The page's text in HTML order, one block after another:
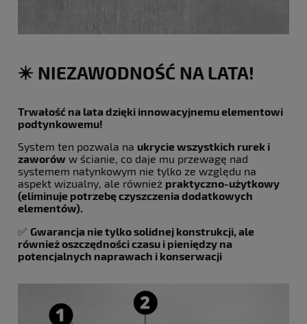
✴️ NIEZAWODNOŚĆ NA LATA!
Trwałość na lata dzięki innowacyjnemu elementowi
podtynkowemu!
System ten pozwala na ukrycie wszystkich rurek i
zaworów w ścianie, co daje mu przewagę nad
systemem natynkowym nie tylko ze względu na
aspekt wizualny, ale również praktyczno-użytkowy
(eliminuje potrzebę czyszczenia dodatkowych
elementów).
✅ Gwarancja nie tylko solidnej konstrukcji, ale
również oszczędności czasu i pieniędzy na
potencjalnych naprawach i konserwacji